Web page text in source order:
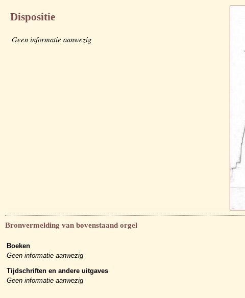
Dispositie
Geen informatie aanwezig
Bronvermelding van bovenstaand orgel
Boeken
Geen informatie aanwezig
Tijdschriften en andere uitgaves
Geen informatie aanwezig